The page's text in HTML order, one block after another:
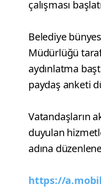
çalışması
Belediye
Müdürlüğü
aydınlatma
paydaş anketi
Vatandaşların
duyulan
adına
https://